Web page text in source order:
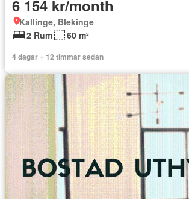
6 154 kr/month
Kallinge, Blekinge
2 Rum
60 m²
4 dagar + 12 timmar sedan